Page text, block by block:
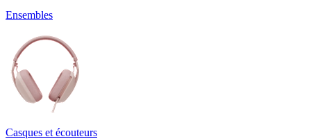
Ensembles
Casques et écouteurs